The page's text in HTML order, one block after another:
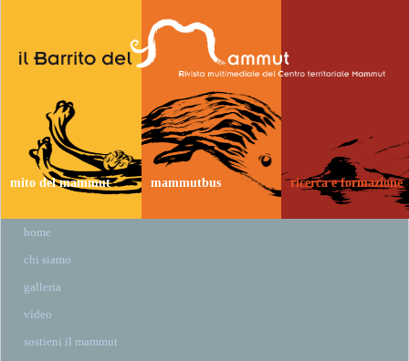
mito del mammut mammutbus ricerca e formazione
home
chi siamo
galleria
video
sostieni il mammut